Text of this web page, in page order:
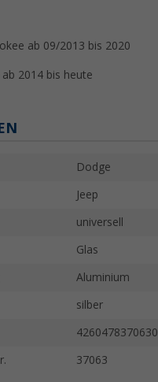
ab 09/2013 bis 2020
2014 bis heute
Dodge
Jeep
universell
Glas
Aluminium
silber
4260478370630
37063